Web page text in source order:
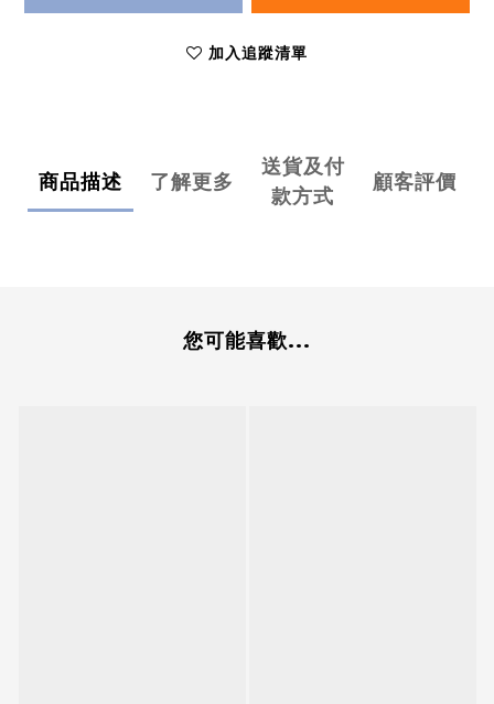
加入追蹤清單
商品描述 了解更多
送貨及付
款方式
顧客評價
您可能喜歡...